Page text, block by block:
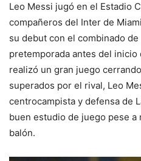
Leo Messi jugó en el Estadio
compañeros del Inter de
su debut con el combinado
pretemporada antes del inicio
realizó un gran juego
superados por el rival, Leo
centrocampista y defensa de
buen estudio de juego pese
balón.